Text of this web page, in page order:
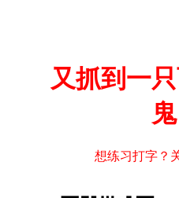
又抓到一
鬼
想练习打字？